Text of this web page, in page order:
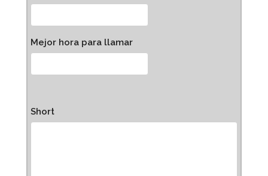
Mejor hora para llamar
Short